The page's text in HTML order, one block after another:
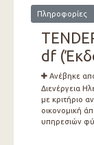
Πληροφορίες
df
Ανέβηκε
Διενέργεια
με κριτήριο
οικονομική
υπηρεσιών